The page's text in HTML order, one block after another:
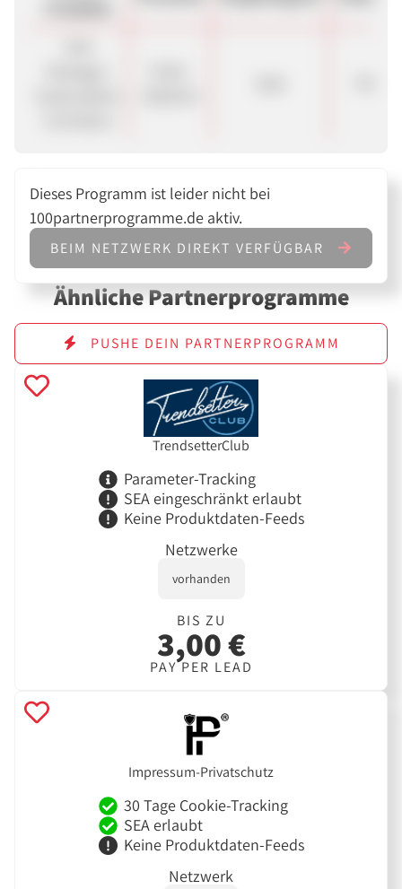
Dieses Programm ist leider nicht bei
100partnerprogramme.de aktiv.
BEIM NETZWERK DIREKT VERFÜGBAR
Ähnliche Partnerprogramme
PUSHE DEIN PARTNERPROGRAMM
TrendsetterClub
Parameter-Tracking
SEA eingeschränkt erlaubt
Keine Produktdaten-Feeds
Netzwerke
vorhanden
BIS ZU
3,00 €
PAY PER LEAD
Impressum-Privatschutz
30 Tage Cookie-Tracking
SEA erlaubt
Keine Produktdaten-Feeds
Netzwerk